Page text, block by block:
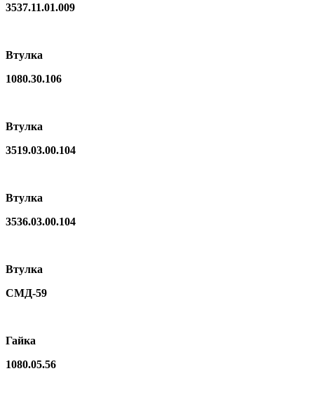
3537.11.01.009
Втулка
1080.30.106
Втулка
3519.03.00.104
Втулка
3536.03.00.104
Втулка
СМД-59
Гайка
1080.05.56